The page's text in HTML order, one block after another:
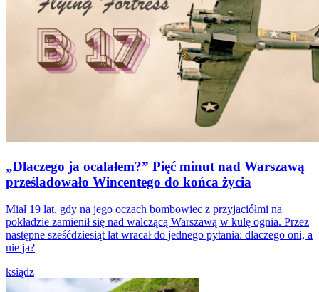
„Dlaczego ja ocalałem?” Pięć minut nad Warszawą
prześladowało Wincentego do końca życia
Miał 19 lat, gdy na jego oczach bombowiec z przyjaciółmi na
pokładzie zamienił się nad walczącą Warszawą w kulę ognia. Przez
następne sześćdziesiąt lat wracał do jednego pytania: dlaczego oni, a
nie ja?
ksiądz